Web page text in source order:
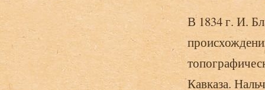
В 1834 г. И.
Кавказа.